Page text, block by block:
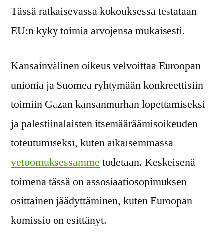
Tässä ratkaisevassa kokouksessa testataan
EU:n kyky toimia arvojensa mukaisesti.
Kansainvälinen oikeus velvoittaa Euroopan
unionia ja Suomea ryhtymään konkreettisiin
toimiin Gazan kansanmurhan lopettamiseksi
ja palestiinalaisten itsemääräämisoikeuden
toteutumiseksi, kuten aikaisemmassa
vetoomuksessamme todetaan. Keskeisenä
toimena tässä on assosiaatiosopimuksen
osittainen jäädyttäminen, kuten Euroopan
komissio on esittänyt.